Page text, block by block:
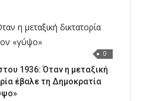
0
1936: Όταν η μεταξική
έβαλε τη Δημοκρατία